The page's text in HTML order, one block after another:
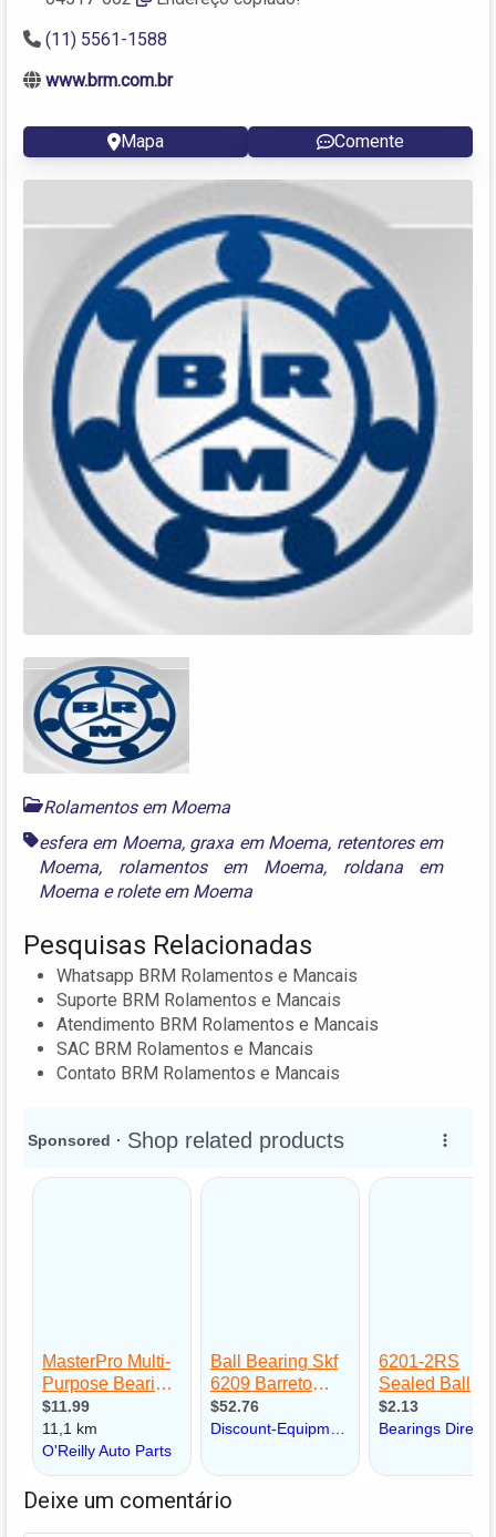
(11) 5561-1588
www.brm.com.br
Mapa Comente
Rolamentos em Moema
esfera em Moema, graxa em Moema, retentores em
Moema, rolamentos em Moema, roldana em
Moema erolete em Moema
Pesquisas Relacionadas
Whatsapp BRM Rolamentos e Mancais
Suporte BRM Rolamentos e Mancais
Atendimento BRM Rolamentos e Mancais
SAC BRM Rolamentos e Mancais
Contato BRM Rolamentos e Mancais
Deixe um comentário